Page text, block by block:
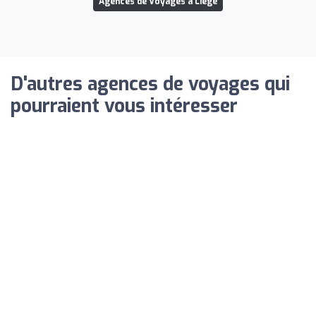
D'autres agences de voyages qui
pourraient vous intéresser